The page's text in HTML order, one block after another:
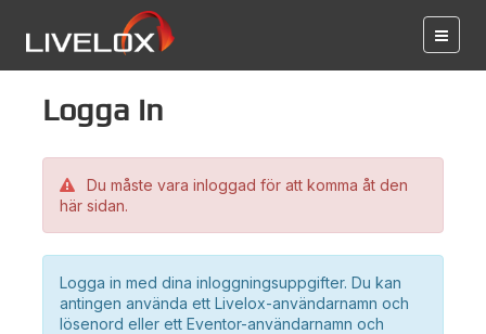
Logga in
Du måste vara inloggad för att komma åt den
här sidan.
Logga in med dina inloggningsuppgifter. Du kan
antingen använda ett Livelox-användarnamn och
lösenord eller ett Eventor-användarnamn och